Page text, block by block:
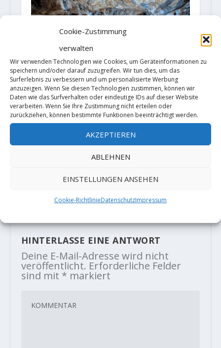
Cookie-Zustimmung
verwalten
Wir verwenden Technologien wie Cookies, um Geräteinformationen zu
speichern und/oder darauf zuzugreifen. Wir tun dies, um das
Surferlebnis zu verbessern und um personalisierte Werbung
anzuzeigen. Wenn Sie diesen Technologien zustimmen, können wir
Daten wie das Surfverhalten oder eindeutige IDs auf dieser Website
verarbeiten. Wenn Sie Ihre Zustimmung nicht erteilen oder
zurückziehen, können bestimmte Funktionen beeinträchtigt werden.
AKZEPTIEREN
ABLEHNEN
EINSTELLUNGEN ANSEHEN
Cookie-RichtlinieDatenschutzImpressum
Laura Rogora meldet die
Erstbegehung „Réveille-toi! (9a)
3. Juni 2019
„Inferno“ (9a/+)
HINTERLASSE EINE ANTWORT
Deine E-Mail-Adresse wird nicht
veröffentlicht. Erforderliche Felder
sind mit * markiert